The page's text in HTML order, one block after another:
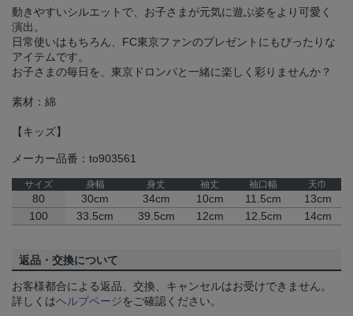
動きやすいシルエットで、お子さまが元気に遊ぶ姿をより可愛く
演出。
日常使いはもちろん、FC東京ファンのプレゼントにもぴったりな
アイテムです。
お子さまの毎日を、東京ドロンパと一緒に楽しく彩りませんか？
素材：綿
【キッズ】
メーカー品番：to903561
サイズ 身幅 身丈 袖丈 袖口幅 天巾
80 30cm 34cm 10cm 11.5cm
13cm
100
33.5cm 39.5cm 12cm 12.5cm 14cm
返品・交換について
お客様都合による返品、交換、キャンセルはお受けできません。
詳しくはヘルプページをご確認ください。